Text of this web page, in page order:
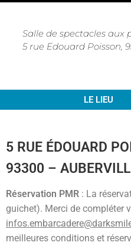
Salle de spectacles aux
5 rue Edouard Poisson,
LE LIEU
5 RUE ÉDOUARD
93300 –
Réservation PMR : La
guichet). Merci de compléter
meilleures conditions et